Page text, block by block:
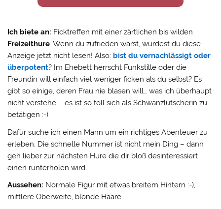
Ich biete an: Ficktreffen mit einer zärtlichen bis wilden
Freizeithure. Wenn du zufrieden wärst, würdest du diese
Anzeige jetzt nicht lesen! Also: bist du vernachlässigt oder
überpotent? Im Ehebett herrscht Funkstille oder die
Freundin will einfach viel weniger ficken als du selbst? Es
gibt so einige, deren Frau nie blasen will… was ich überhaupt
nicht verstehe – es ist so toll sich als Schwanzlutscherin zu
betätigen :-)
Dafür suche ich einen Mann um ein richtiges Abenteuer zu
erleben. Die schnelle Nummer ist nicht mein Ding – dann
geh lieber zur nächsten Hure die dir bloß desinteressiert
einen runterholen wird.
Aussehen: Normale Figur mit etwas breitem Hintern :-),
mittlere Oberweite, blonde Haare